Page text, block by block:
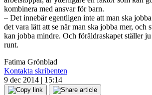
kombinera med ansvar för barn.
– Det innebär egentligen inte att man ska
det vara lätt att se när man ska jobba mer, och
kan jobba mindre. Och föräldraskapet ställer
runt.
Fatima Grönblad
Kontakta skribenten
9 dec 2014 | 15:14